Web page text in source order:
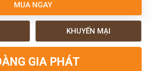
MUA NGAY
KHUYẾN MẠI
GIA PHÁT